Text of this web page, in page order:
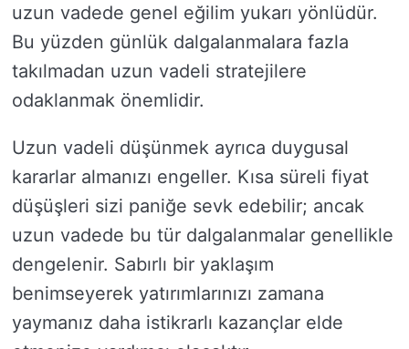
uzun vadede genel eğilim yukarı yönlüdür.
Bu yüzden günlük dalgalanmalara fazla
takılmadan uzun vadeli stratejilere
odaklanmak önemlidir.
Uzun vadeli düşünmek ayrıca duygusal
kararlar almanızı engeller. Kısa süreli fiyat
düşüşleri sizi paniğe sevk edebilir; ancak
uzun vadede bu tür dalgalanmalar genellikle
dengelenir. Sabırlı bir yaklaşım
benimseyerek yatırımlarınızı zamana
yaymanız daha istikrarlı kazançlar elde